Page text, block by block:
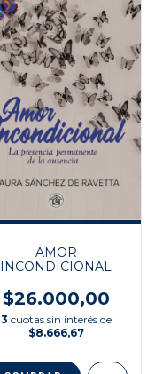
AMOR
INCONDICIONAL
$26.000,00
3 cuotas sin interés de
$8.666,67